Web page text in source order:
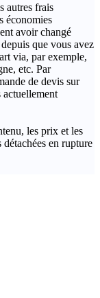
autres frais
économies
avoir changé
que vous avez
via, par exemple,
etc. Par
de devis sur
les prix et les
en rupture